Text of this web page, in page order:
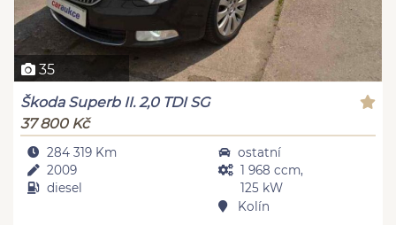
35
Škoda Superb II. 2,0 TDI SG
37 800 Kč
284 319 Km
2009
diesel
ostatní
1 968 ccm,
125 kW
Kolín